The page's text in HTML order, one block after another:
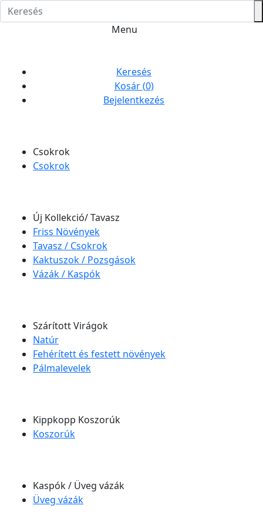
Menu
Keresés
Kosár (0)
Bejelentkezés
Csokrok
Csokrok
Új Kollekció/ Tavasz
Friss Növények
Tavasz / Csokrok
Kaktuszok / Pozsgások
Vázák / Kaspók
Szárított Virágok
Natúr
Fehérített és festett növények
Pálmalevelek
Kippkopp Koszorúk
Koszorúk
Kaspók / Üveg vázák
Üveg vázák